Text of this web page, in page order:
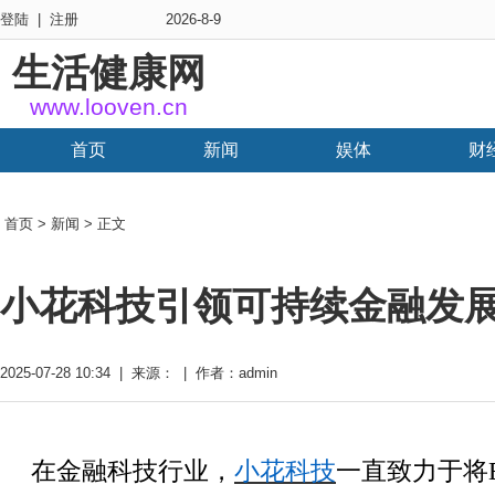
登陆 注册 2026-8-9
生活健康网
www.looven.cn
首页 新闻 娱体 财
首页 > 新闻 > 正文
小花科技引领可持续金融发
2025-07-28 10:34 | 来源： | 作者：admin
在金融科技行业， 小花科技一直致力于